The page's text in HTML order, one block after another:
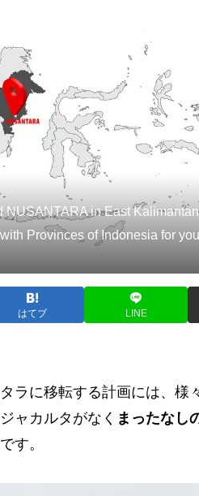
NUSANTARA in East
Provinces of Indonesia for
はてブ LINE
ラに移転する計画には、様
ャカルタがなく まったなし
す。